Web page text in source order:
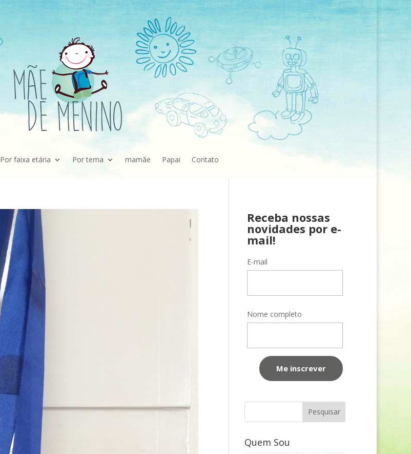
Por faixa etária Por tema mamãe Papai Contato
Receba nossas
novidades por e-
mail!
E-mail
Nome completo
Quem Sou